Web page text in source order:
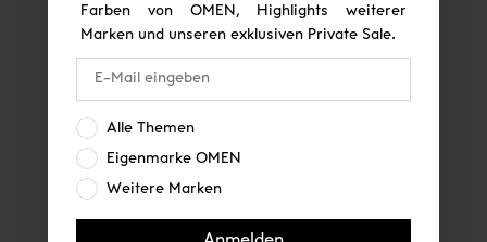
Farben von OMEN, Highlights weiterer
Marken und unseren exklusiven Private Sale.
Interesse:
Alle Themen
Eigenmarke OMEN
Weitere Marken